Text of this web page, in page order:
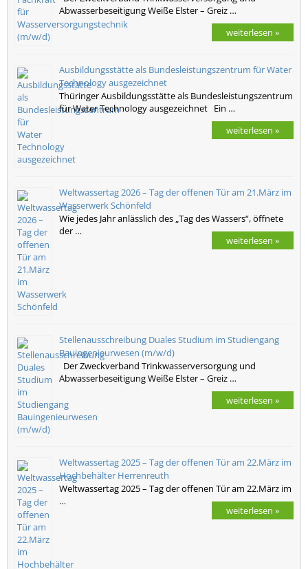
Abwasserbeseitigung Weiße Elster – Greiz …
weiterlesen »
Ausbildungsstätte als Bundesleistungszentrum für Water
Technology ausgezeichnet
Thüringer Ausbildungsstätte als Bundesleistungszentrum
für Water Technology ausgezeichnet Ein …
weiterlesen »
Weltwassertag 2026 – Tag der offenen Tür am 21.März im
Wasserwerk Schönfeld
Wie jedes Jahr anlässlich des „Tag des Wassers“, öffnete
der …
weiterlesen »
Stellenausschreibung Duales Studium im Studiengang
Bauingenieurwesen (m/w/d)
Der Zweckverband Trinkwasserversorgung und
Abwasserbeseitigung Weiße Elster – Greiz …
weiterlesen »
Weltwassertag 2025 – Tag der offenen Tür am 22.März im
Hochbehälter Herrenreuth
Weltwassertag 2025 – Tag der offenen Tür am 22.März im
…
weiterlesen »